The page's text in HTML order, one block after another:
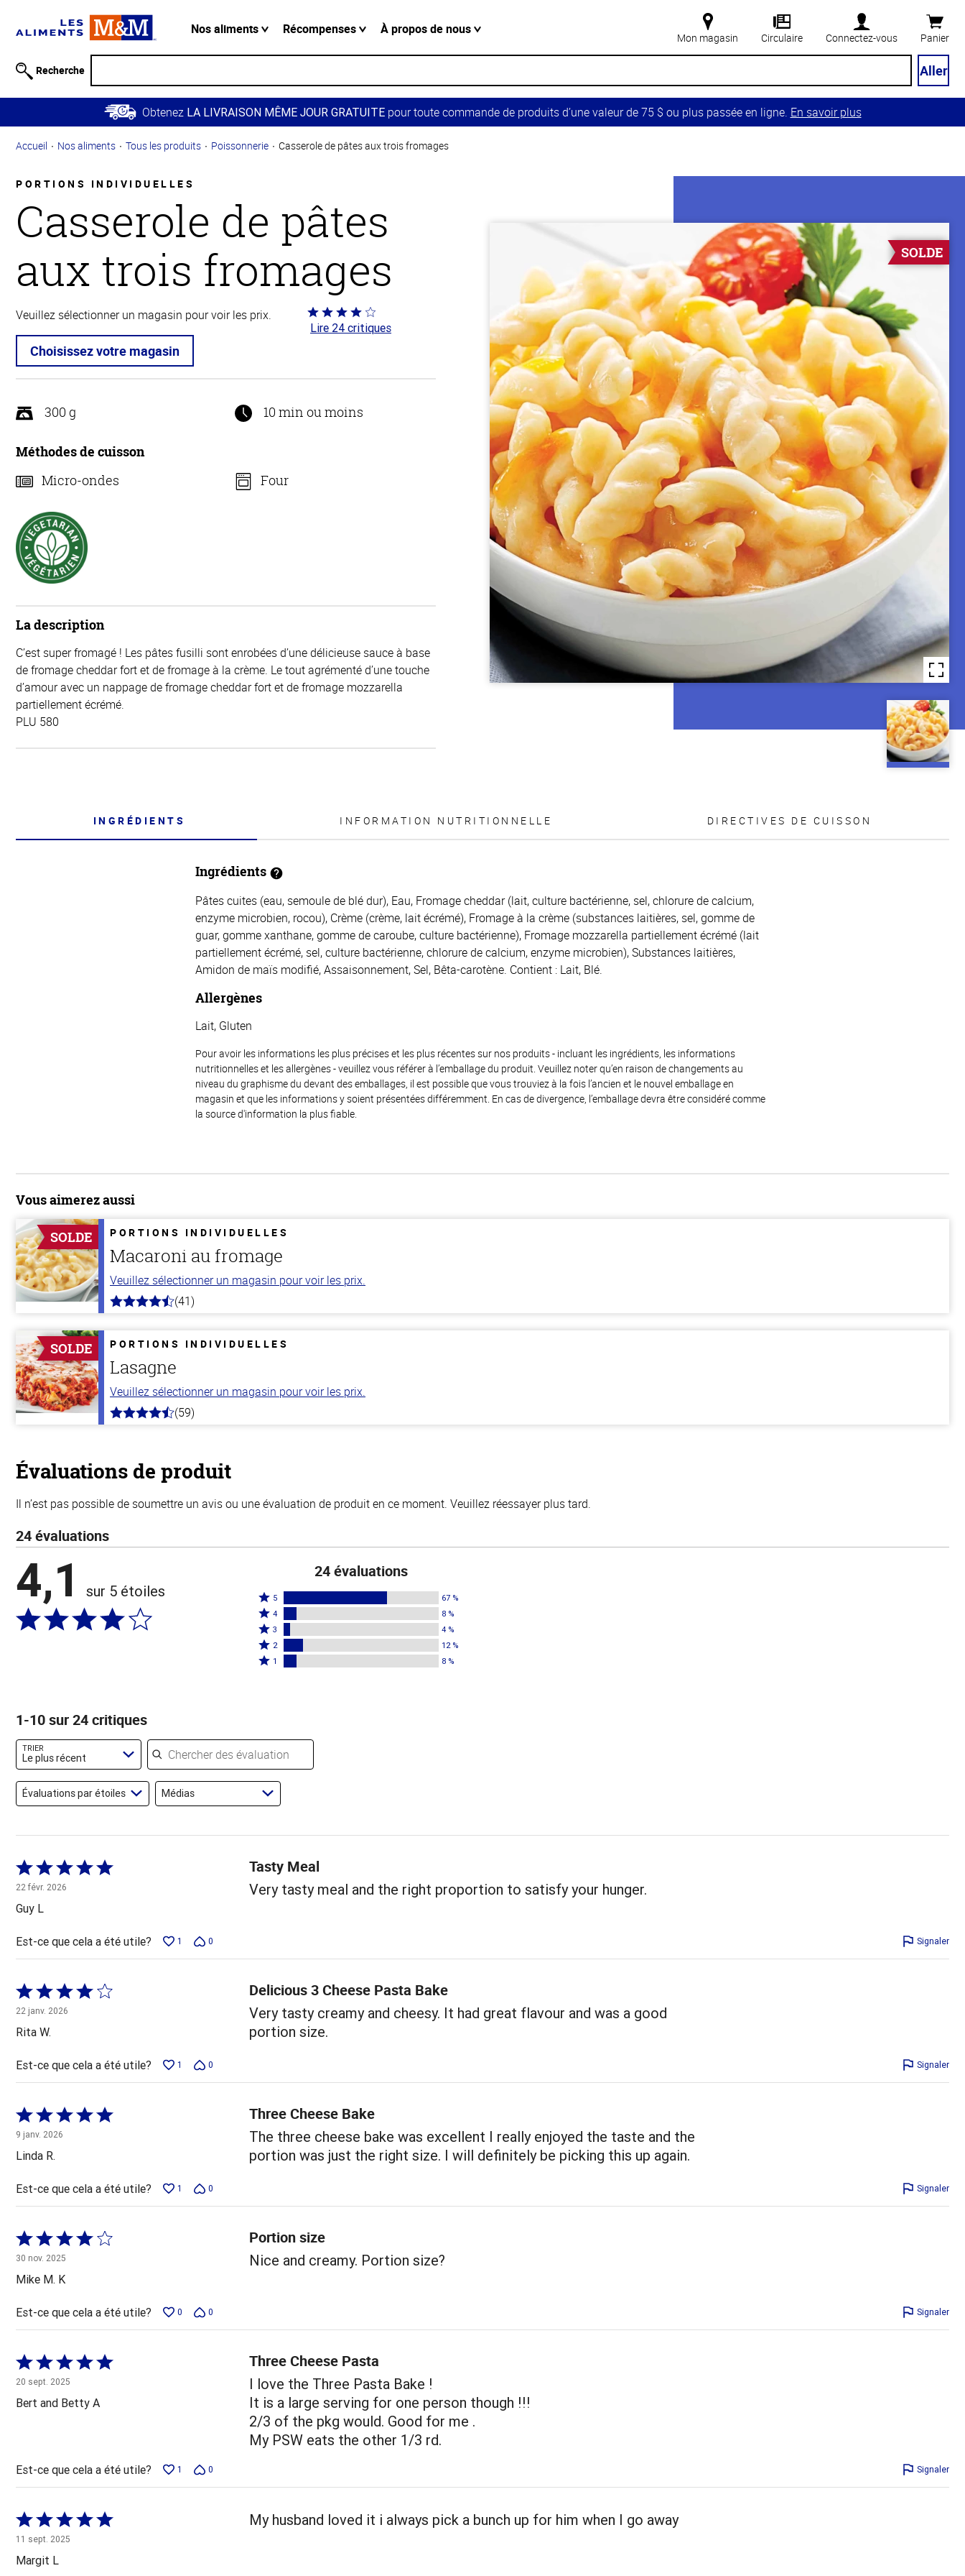
relative à
Passer
contenu
Retour à
principale
Nos aliments Récompenses À propos de nous
Mon magasin Circulaire Connectez-vous Panier
Recherche Aller
Obtenez LA LIVRAISON MÊME JOUR GRATUITEpour toute commande de produits d’une valeur de 75 $ ou plus passée en ligne. En savoir plus
Accueil Nos aliments Tous les produits Poissonnerie Casserole de pâtes aux trois fromages
PORTIONS INDIVIDUELLES
Casserole de pâtes
aux trois fromages
SOLDE
Veuillez sélectionner un magasin pour voir les prix.
Choisissez votre magasin
Coté
4.1 sur
Lire 24 critiques
300 g 10 min ou moins
Méthodes de cuisson
Micro-ondes
Four
La description
C’est super fromagé ! Les pâtes fusilli sont enrobées d’une délicieuse sauce à base
de fromage cheddar fort et de fromage à la crème. Le tout agrémenté d’une touche
d’amour avec un nappage de fromage cheddar fort et de fromage mozzarella
partiellement écrémé.
PLU 580
INGRÉDIENTS INFORMATION NUTRITIONNELLE DIRECTIVES DE CUISSON
Ingrédients
Pâtes cuites (eau, semoule de blé dur), Eau, Fromage cheddar (lait, culture bactérienne, sel, chlorure de calcium,
enzyme microbien, rocou), Crème (crème, lait écrémé), Fromage à la crème (substances laitières, sel, gomme de
guar, gomme xanthane, gomme de caroube, culture bactérienne), Fromage mozzarella partiellement écrémé (lait
partiellement écrémé, sel, culture bactérienne, chlorure de calcium, enzyme microbien), Substances laitières,
Amidon de maïs modifié, Assaisonnement, Sel, Bêta-carotène. Contient : Lait, Blé.
Allergènes
Lait, Gluten
Pour avoir les informations les plus précises et les plus récentes sur nos produits - incluant les ingrédients, les informations
nutritionnelles et les allergènes - veuillez vous référer à l’emballage du produit. Veuillez noter qu’en raison de changements au
niveau du graphisme du devant des emballages, il est possible que vous trouviez à la fois l’ancien et le nouvel emballage en
magasin et que les informations y soient présentées différemment. En cas de divergence, l’emballage devra être considéré comme
la source d'information la plus fiable.
Vous aimerez aussi
SOLDE PORTIONS INDIVIDUELLES
Macaroni au fromage
Veuillez sélectionner un magasin pour voir les prix.
4.4
5
stars
(41)
SOLDE PORTIONS INDIVIDUELLES
Lasagne
Veuillez sélectionner un magasin pour voir les prix.
4.3
(59)
Évaluations de produit
Il n’est pas possible de soumettre un avis ou une évaluation de produit en ce moment. Veuillez réessayer plus tard.
24 évaluations
4,1 sur 5 étoiles
24 évaluations
Coté
5
étoiles
par
67 %
5 67 %
Coté
4
étoiles
par
4 8 %
Coté
3
étoiles
3 4 %
Coté
2
évaluateurs
2 12 %
Coté1 8 %
1-10 sur 24 critiques
TRIER
Le plus récent
Chercher des évaluations
Évaluations par étoiles Médias
Coté
5 sur
5
22 févr. 2026
Guy L
Tasty Meal
Very tasty meal and the right proportion to satisfy your hunger.
Est-ce que cela a été utile? 1 0 Signaler
Coté
4 sur
5
22 janv. 2026
Rita W.
Delicious 3 Cheese Pasta Bake
Very tasty creamy and cheesy. It had great flavour and was a good
portion size.
Est-ce que cela a été utile? 1 0 Signaler
Coté
5 sur
5
9 janv. 2026
Linda R.
Three Cheese Bake
The three cheese bake was excellent I really enjoyed the taste and the
portion was just the right size. I will definitely be picking this up again.
Est-ce que cela a été utile? 1 0 Signaler
Coté
4 sur
5
30 nov. 2025
Mike M. K
Portion size
Nice and creamy. Portion size?
Est-ce que cela a été utile? 0 0 Signaler
Coté
5 sur
5
20 sept. 2025
Bert and Betty A
Three Cheese Pasta
I love the Three Pasta Bake !
It is a large serving for one person though !!!
2/3 of the pkg would. Good for me .
My PSW eats the other 1/3 rd.
Est-ce que cela a été utile? 1 0 Signaler
Coté
5 sur
5
11 sept. 2025
Margit L
My husband loved it i always pick a bunch up for him when I go away